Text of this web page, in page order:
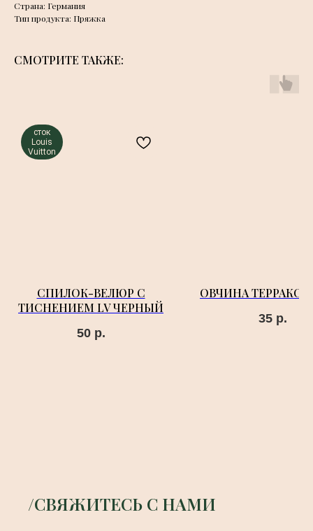
Страна: Германия
Тип продукта: Пряжка
СМОТРИТЕ ТАКЖЕ:
сток
Louis
Vuitton
СПИЛОК-ВЕЛЮР С
ТИСНЕНИЕМ LV ЧЕРНЫЙ
50 р.
ОВЧИНА
35 р.
/СВЯЖИТЕСЬ С НАМИ